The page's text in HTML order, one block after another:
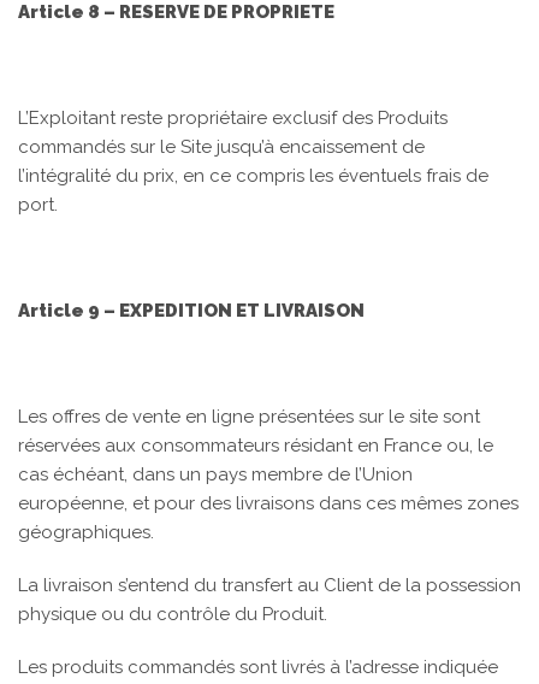
Article 8 – RESERVE DE PROPRIETE
L’Exploitant reste propriétaire exclusif des Produits
commandés sur le Site jusqu’à encaissement de
l’intégralité du prix, en ce compris les éventuels frais de
port.
Article 9 – EXPEDITION ET LIVRAISON
Les offres de vente en ligne présentées sur le site sont
réservées aux consommateurs résidant en France ou, le
cas échéant, dans un pays membre de l’Union
européenne, et pour des livraisons dans ces mêmes zones
géographiques.
La livraison s’entend du transfert au Client de la possession
physique ou du contrôle du Produit.
Les produits commandés sont livrés à l’adresse indiquée